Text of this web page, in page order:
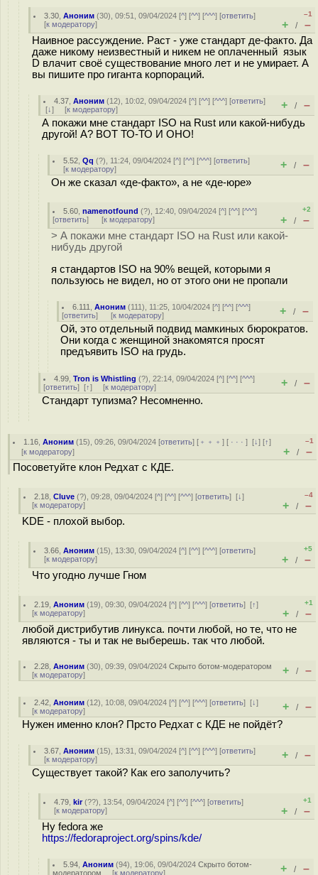
3.30 ,Аноним (30), 09:51, 09/04/2024 [^] [^^] [^^^] [ответить]
[к модератору]
–1
+ / –
Наивное рассуждение. Раст - уже стандарт де-факто. Да
даже никому неизвестный и никем не оплаченный язык
D влачит своё существование много лет и не умирает. А
вы пишите про гиганта корпораций.
4.37 ,Аноним (12), 10:02, 09/04/2024 [^] [^^] [^^^] [ответить]
[↓] [к модератору] + / –
А покажи мне стандарт ISO на Rust или какой-нибудь
другой! А? ВОТ ТО-ТО И ОНО!
5.52 ,Qq (?), 11:24, 09/04/2024 [^] [^^] [^^^] [ответить]
[к модератору] + / –
Он же сказал «де-факто», а не «де-юре»
5.60 ,namenotfound (?), 12:40, 09/04/2024 [^] [^^] [^^^]
[ответить] [к модератору]
+2
+ / –
> А покажи мне стандарт ISO на Rust или какой-
нибудь другой
я стандартов ISO на 90% вещей, которыми я
пользуюсь не видел, но от этого они не пропали
6.111 ,Аноним (111), 11:25, 10/04/2024 [^] [^^] [^^^]
[ответить] [к модератору] + / –
Ой, это отдельный подвид мамкиных бюрократов.
Они когда с женщиной знакомятся просят
предъявить ISO на грудь.
4.99 ,Tron is Whistling (?), 22:14, 09/04/2024 [^] [^^] [^^^]
[ответить] [↑] [к модератору] + / –
Стандарт тупизма? Несомненно.
1.16 ,Аноним (15), 09:26, 09/04/2024 [ответить] [ ﹢﹢﹢] [ · · ·][↓] [↑]
[к модератору]
–1
+ / –
Посоветуйте клон Редхат с КДЕ.
2.18 ,Cluve (?), 09:28, 09/04/2024 [^] [^^] [^^^] [ответить][↓]
[к модератору]
–4
+ / –
KDE - плохой выбор.
3.66 ,Аноним (15), 13:30, 09/04/2024 [^] [^^] [^^^] [ответить]
[к модератору]
+5
+ / –
Что угодно лучше Гном
2.19 ,Аноним (19), 09:30, 09/04/2024 [^] [^^] [^^^] [ответить][↑]
[к модератору]
+1
+ / –
любой дистрибутив линукса. почти любой, но те, что не
являются - ты и так не выберешь. так что любой.
2.28 ,Аноним (30), 09:39, 09/04/2024Скрыто ботом-модератором
[к модератору] + / –
2.42 ,Аноним (12), 10:08, 09/04/2024 [^] [^^] [^^^] [ответить][↓]
[к модератору] + / –
Нужен именно клон? Прсто Редхат с КДЕ не пойдёт?
3.67 ,Аноним (15), 13:31, 09/04/2024 [^] [^^] [^^^] [ответить]
[к модератору] + / –
Существует такой? Как его заполучить?
4.79 ,kir(??), 13:54, 09/04/2024 [^] [^^] [^^^] [ответить]
[к модератору]
+1
+ / –
Ну fedora же
https://fedoraproject.org/spins/kde/
5.94 ,Аноним (94), 19:06, 09/04/2024Скрыто ботом-
модератором [к модератору] + / –